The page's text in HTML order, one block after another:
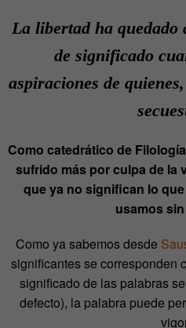
La libertad ha
de significado
aspiraciones de
Como catedrático de
sufrido más por culpa de la
que ya no significan lo
usamos
Como ya sabemos desde
significantes se corresponden
significado de las palabras
defecto), la palabra puede